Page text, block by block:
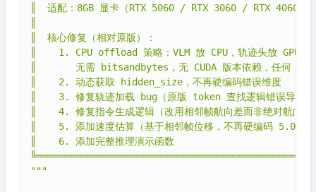
║  适配：8GB 显卡（RTX 5060 / RTX 3060 / RTX
║  核心修复（相对原版）：
║    1. CPU offload 策略：VLM 放 CPU，轨迹头放 GPU
║       无需 bitsandbytes，无 CUDA 版本依赖，任何
║    2. 动态获取 hidden_size，不再硬编码错误
║    3. 修复轨迹加载 bug（原版 token 查找逻辑错误
║    4. 修复指令生成逻辑（改用相邻帧航向差而非绝
║    5. 添加速度估算（基于相邻帧位移，不再硬编
║    6. 添加完整推理演示函数
"""